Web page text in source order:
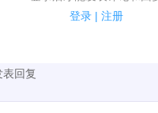
登录 | 注册
回复